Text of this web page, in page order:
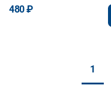
480 ₽
1